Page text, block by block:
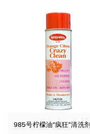
985号柠檬油“疯狂”清洗剂